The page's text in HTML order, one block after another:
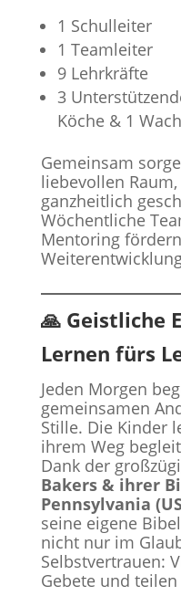
1 Schulleiter
1 Teamleiter
9 Lehrkräfte
3
Köche & 1
Gemeinsam
liebevollen
ganzheitlich
Wöchentliche
Mentoring
🙏 Geistliche
Lernen fürs
Jeden Morgen
gemeinsamen
Stille. Die Kinder
ihrem Weg
Dank der
Bakers & ihrer
Pennsylvania
seine eigene
nicht nur im
Selbstvertrauen:
Gebete und